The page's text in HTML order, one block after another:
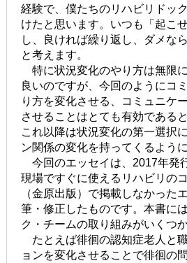
経験で、僕たちのリハビリドッ
けたと思います。いつも「起こ
し、良ければ繰り返し、ダメな
と考えます。
特に状況変化のやり方は無限
良いのですが、今回のようにコ
り方を変化させる、コミュニケ
させることはとても有効である
これ以降は状況変化の第一選択
ン関係の変化を持ってくるよう
今回のエッセイは、2017年発
現場ですぐに使えるリハビリの
（金原出版）で掲載しなかった
筆・修正したものです。本書に
ク・チームの取り組みがいくつ
たとえば徘徊の認知症老人と
ョンを変化させることで徘徊の